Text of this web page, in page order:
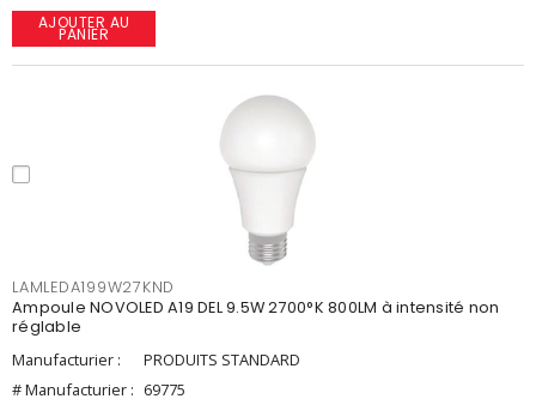
AJOUTER AU
PANIER
LAMLEDA199W27KND
Ampoule NOVOLED A19 DEL 9.5W 2700°K 800LM à intensité non
réglable
Manufacturier :
PRODUITS STANDARD
# Manufacturier : 69775